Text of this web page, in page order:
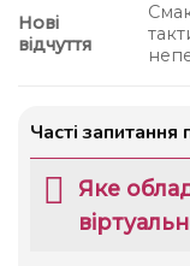
Нові
відчуття
Часті
Яке